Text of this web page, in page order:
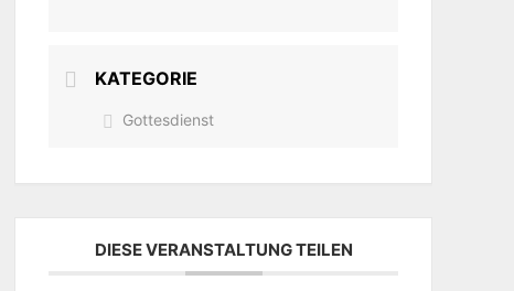
KATEGORIE
Gottesdienst
DIESE VERANSTALTUNG TEILEN